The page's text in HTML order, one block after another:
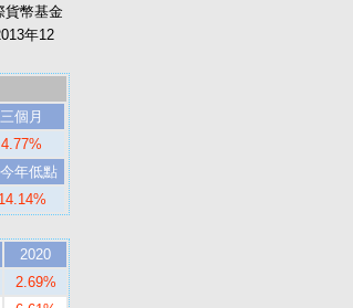
貨幣基金
年12
三個月
4.77%
年低點
14.14%
2020
2.69%